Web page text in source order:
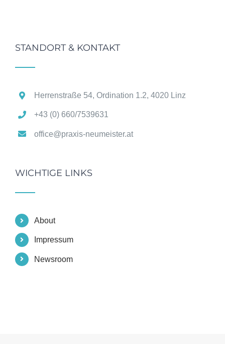
STANDORT & KONTAKT
Herrenstraße 54, Ordination 1.2, 4020 Linz
+43 (0) 660/7539631
office@praxis-neumeister.at
WICHTIGE LINKS
About
Impressum
Newsroom